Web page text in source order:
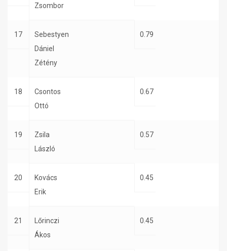
Zsombor
17
Sebestyen
Dániel
Zétény
0.79
18
Csontos
Ottó
0.67
19
Zsila
László
0.57
20
Kovács
Erik
0.45
21
Lőrinczi
Ákos
0.45